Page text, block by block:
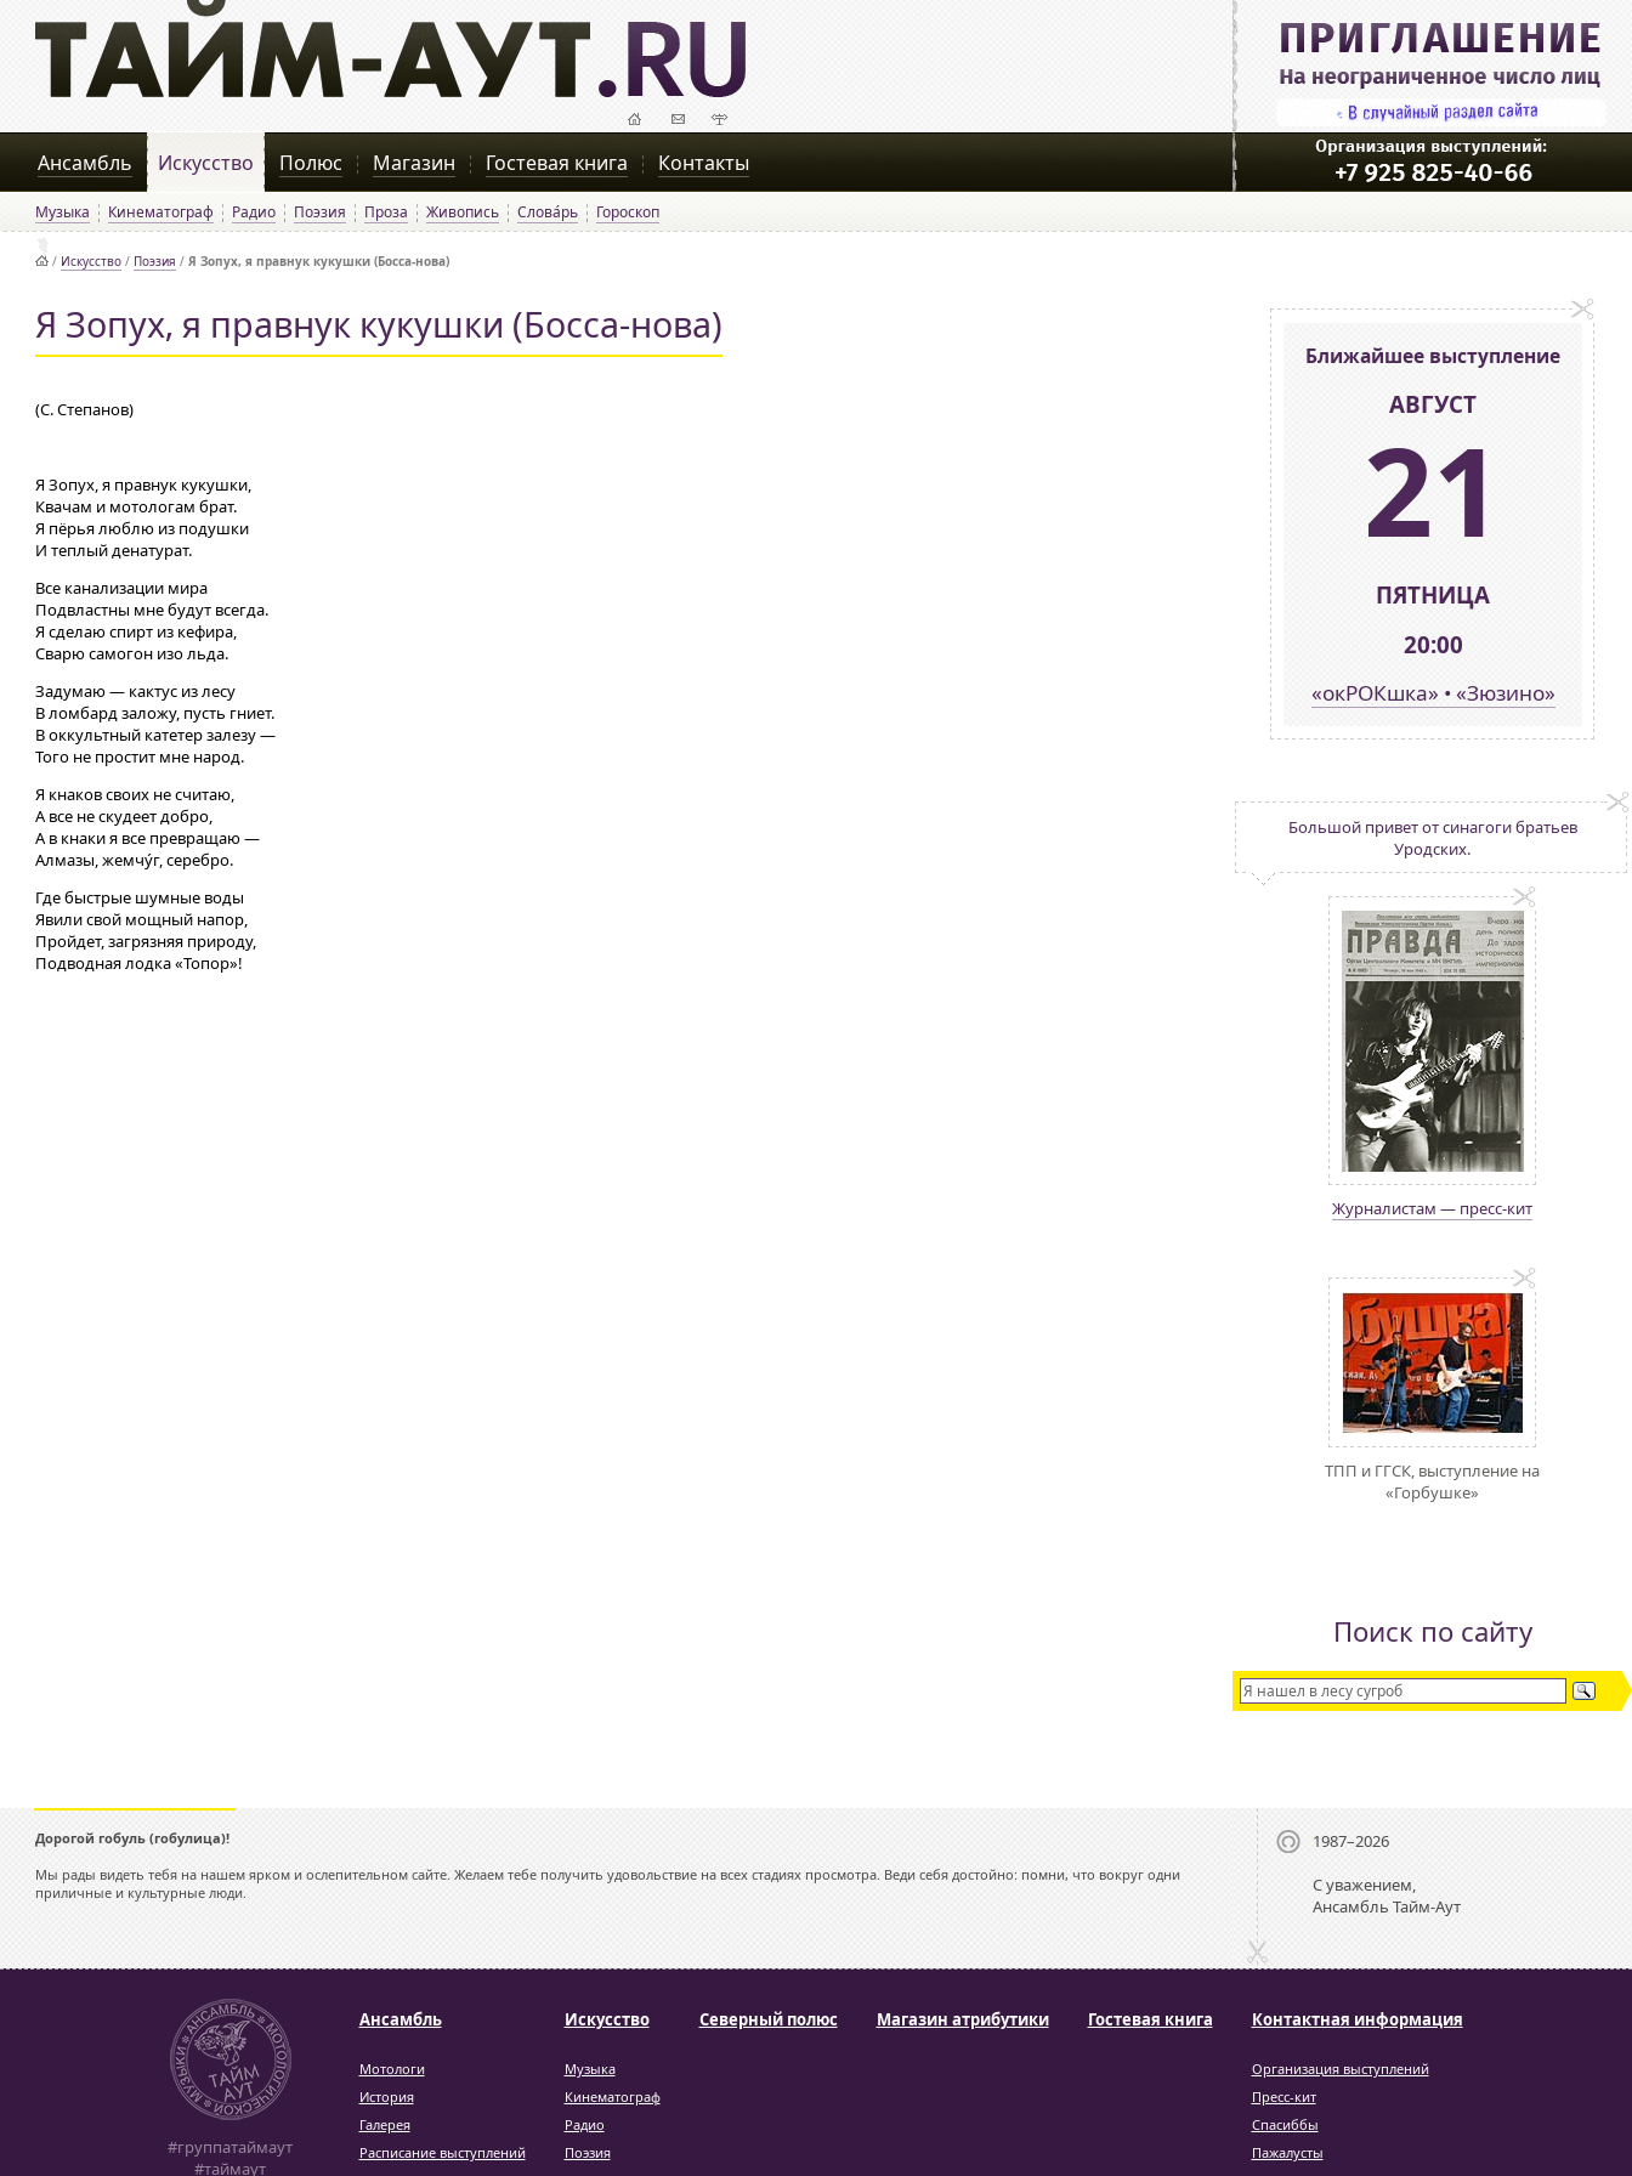
Ансамбль Искусство Полюс Магазин Гостевая книга Контакты
Музыка Кинематограф Радио Поэзия Проза Живопись Слова́рь Гороскоп
/ Искусство / Поэзия / Я Зопух‚ я правнук кукушки (Босса-нова)
Я Зопух‚ я правнук кукушки (Босса-нова)
(С. Степанов)
Я Зопух, я правнук кукушки,
Квачам и мотологам брат.
Я пёрья люблю из подушки
И теплый денатурат.
Все канализации мира
Подвластны мне будут всегда.
Я сделаю спирт из кефира,
Сварю самогон изо льда.
Задумаю — кактус из лесу
В ломбард заложу, пусть гниет.
В оккультный катетер залезу —
Того не простит мне народ.
Я кнаков своих не считаю,
А все не скудеет добро,
А в кнаки я все превращаю —
Алмазы, жемчу́г, серебро.
Где быстрые шумные воды
Явили свой мощный напор,
Пройдет, загрязняя природу,
Подводная лодка «Топор»!
Ближайшее выступление
АВГУСТ
21
ПЯТНИЦА
20:00
«окРОКшка» • «Зюзино»
Большой привет от синагоги братьев
Уродских.
Журналистам — пресс-кит
ТПП и ГГСК, выступление на
«Горбушке»
Поиск по сайту
Дорогой гобуль (гобулица)!
Мы рады видеть тебя на нашем ярком и ослепительном сайте. Желаем тебе получить удовольствие на всех стадиях просмотра. Веди себя достойно: помни, что вокруг одни
приличные и культурные люди.
1987–2026
С уважением,
Ансамбль Тайм-Аут
#группатаймаут
#таймаут
Ансамбль
Мотологи
История
Галерея
Расписание выступлений
Искусство
Музыка
Кинематограф
Радио
Поэзия
Северный полюс Магазин атрибутики Гостевая книга Контактная информация
Организация выступлений
Пресс-кит
Спасиббы
Пажалусты